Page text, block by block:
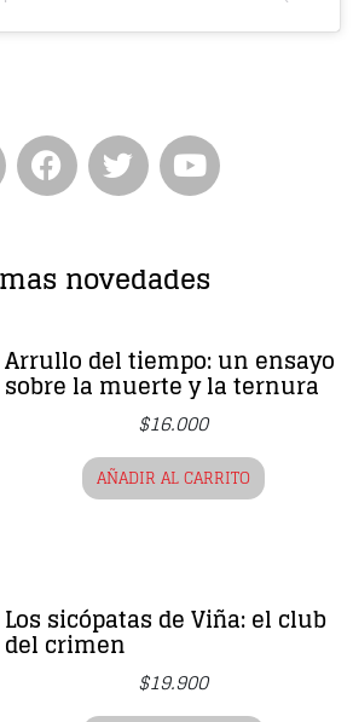
novedades
Arrullo del tiempo: un ensayo
sobre la muerte y la ternura
$16.000
AÑADIR AL CARRITO
Los sicópatas de Viña: el club
del crimen
$19.900